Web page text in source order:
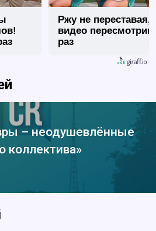
Ржу не переставая,
видео
раз
– неодушевлённые
коллектива»